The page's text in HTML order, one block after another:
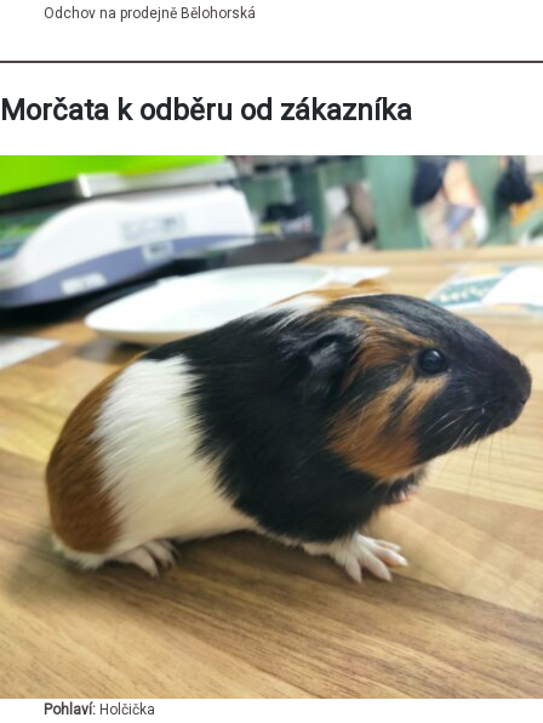
Odchov na prodejně Bělohorská
Morčata k odběru od zákazníka
Pohlaví:Holčička